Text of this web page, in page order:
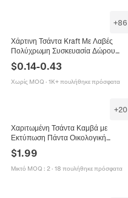
+86
Χάρτινη Τσάντα Kraft Με Λαβές
Πολύχρωμη Συσκευασία Δώρου
Ψώνια Επαναχρησιμοποιήσιμη
Αναδιπλούμενη Οικολογική Τσάντα
$0.14-0.43
Χωρίς MOQ · 1K+ πουλήθηκε πρόσφατα
+20
Χαριτωμένη Τσάντα Καμβά με
Εκτύπωση Πάντα Οικολογική
Επαναχρησιμοποιούμενη Τσάντα
Ψωνίων για Γυναίκες Μαθητές
Καθημερινή Σχολική Τσάντα
$1.99
Μικτό MOQ : 2· 18 πουλήθηκε πρόσφατα